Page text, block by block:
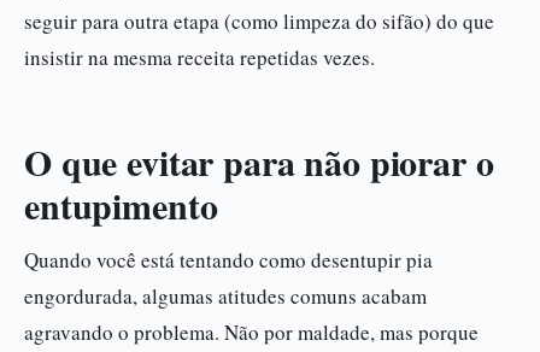
seguir para outra etapa (como limpeza do sifão) do que
insistir na mesma receita repetidas vezes.
O que evitar para não piorar o
entupimento
Quando você está tentando como desentupir pia
engordurada, algumas atitudes comuns acabam
agravando o problema. Não por maldade, mas porque